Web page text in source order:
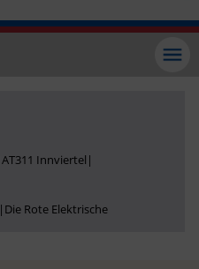
AT311 Innviertel |
| Die Rote Elektrische